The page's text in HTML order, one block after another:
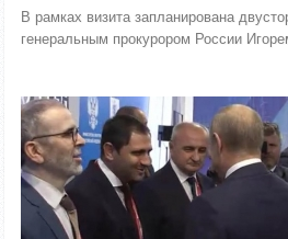
В рамках визита запланирована
генеральным прокурором России